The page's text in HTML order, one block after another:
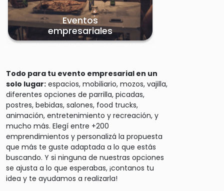
Eventos
empresariales
Todo para tu evento empresarial en un
solo lugar: espacios, mobiliario, mozos, vajilla,
diferentes opciones de parrilla, picadas,
postres, bebidas, salones, food trucks,
animación, entretenimiento y recreación, y
mucho más. Elegí entre +200
emprendimientos y personalizá la propuesta
que más te guste adaptada a lo que estás
buscando. Y si ninguna de nuestras opciones
se ajusta a lo que esperabas, ¡contanos tu
idea y te ayudamos a realizarla!